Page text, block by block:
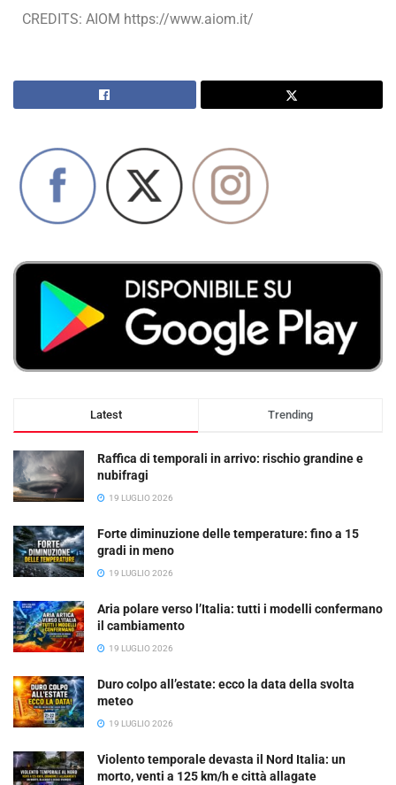
CREDITS: AIOM https://www.aiom.it/
Latest Trending
Raffica di temporali in arrivo: rischio grandine e
nubifragi
19 LUGLIO 2026
Forte diminuzione delle temperature: fino a 15
gradi in meno
19 LUGLIO 2026
Aria polare verso l’Italia: tutti i modelli confermano
il cambiamento
19 LUGLIO 2026
Duro colpo all’estate: ecco la data della svolta
meteo
19 LUGLIO 2026
Violento temporale devasta il Nord Italia: un
morto, venti a 125 km/h e città allagate